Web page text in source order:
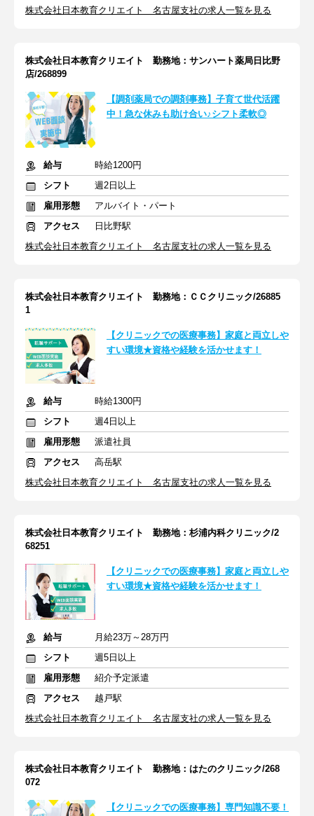
株式会社日本教育クリエイト 名古屋支社の求人一覧を見る
株式会社日本教育クリエイト 勤務地：サンハート薬局日比野
店/268899
【調剤薬局での調剤事務】子育て世代活躍
中！急な休みも助け合い♪シフト柔軟◎
給与
時給1200円
シフト
週2日以上
雇用形態
アルバイト・パート
アクセス
日比野駅
株式会社日本教育クリエイト 名古屋支社の求人一覧を見る
株式会社日本教育クリエイト 勤務地：ＣＣクリニック/26885
1
【クリニックでの医療事務】家庭と両立しや
すい環境★資格や経験を活かせます！
給与
時給1300円
シフト
週4日以上
雇用形態
派遣社員
アクセス
高岳駅
株式会社日本教育クリエイト 名古屋支社の求人一覧を見る
株式会社日本教育クリエイト 勤務地：杉浦内科クリニック/2
68251
【クリニックでの医療事務】家庭と両立しや
すい環境★資格や経験を活かせます！
給与
月給23万～28万円
シフト
週5日以上
雇用形態
紹介予定派遣
アクセス
越戸駅
株式会社日本教育クリエイト 名古屋支社の求人一覧を見る
株式会社日本教育クリエイト 勤務地：はたのクリニック/268
072
【クリニックでの医療事務】専門知識不要！